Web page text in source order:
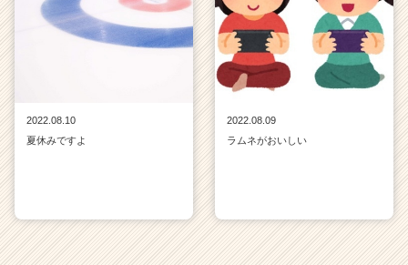
2022.08.10
夏休みですよ
2022.08.09
ラムネがおいしい